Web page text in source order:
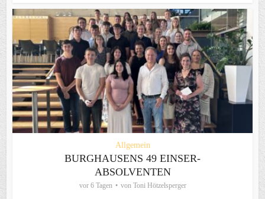
Allgemein
BURGHAUSENS 49 EINSER-
ABSOLVENTEN
vor 6 Tagen von Toni Hötzelsperger